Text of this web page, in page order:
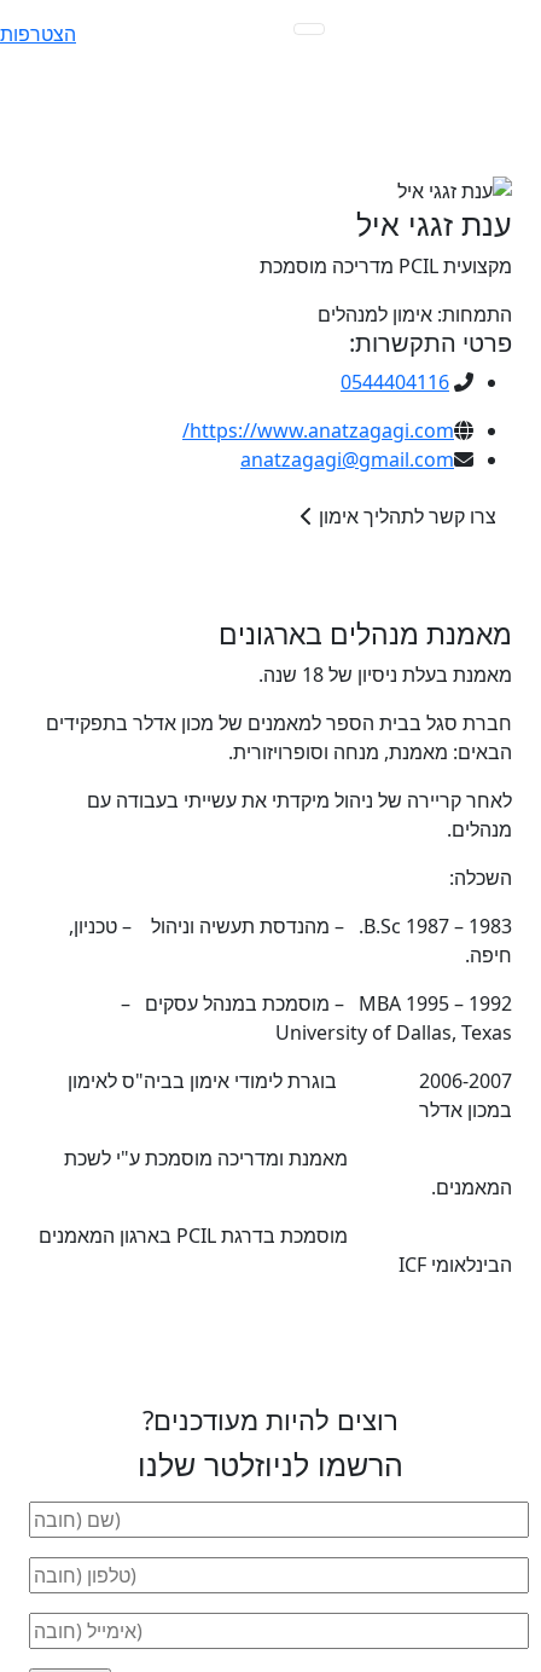
הצטרפות
ענת זגגי איל
מקצועית PCIL מדריכה מוסמכת
התמחות: אימון למנהלים
פרטי התקשרות:
0544404116
https://www.anatzagagi.com/
anatzagagi@gmail.com
צרו קשר לתהליך אימון
מאמנת מנהלים בארגונים
מאמנת בעלת ניסיון של 18 שנה.
חברת סגל בבית הספר למאמנים של מכון אדלר בתפקידים
הבאים: מאמנת, מנחה וסופרויזורית.
לאחר קריירה של ניהול מיקדתי את עשייתי בעבודה עם
מנהלים.
השכלה:
1983 – 1987 B.Sc. – מהנדסת תעשיה וניהול – טכניון,
חיפה.
1992 – 1995 MBA – מוסמכת במנהל עסקים –
University of Dallas, Texas
2006-2007 בוגרת לימודי אימון בביה"ס לאימון
במכון אדלר
מאמנת ומדריכה מוסמכת ע"י לשכת
המאמנים.
מוסמכת בדרגת PCIL בארגון המאמנים
הבינלאומי ICF
רוצים להיות מעודכנים?
הרשמו לניוזלטר שלנו